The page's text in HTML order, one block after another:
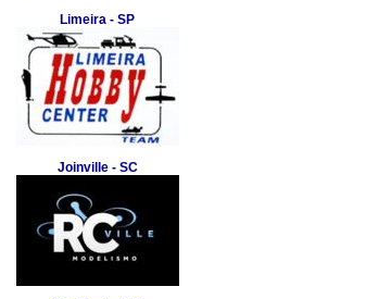
Limeira - SP
Joinville - SC